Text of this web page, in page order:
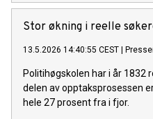
Stor økning i reelle
13.5.2026 14:40:55 CEST |
Politihøgskolen har i år 1832
delen av opptaksprosessen
hele 27 prosent fra i fjor.